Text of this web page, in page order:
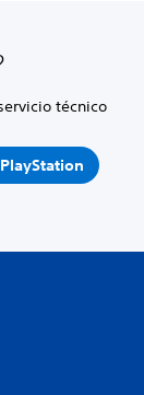
técnico